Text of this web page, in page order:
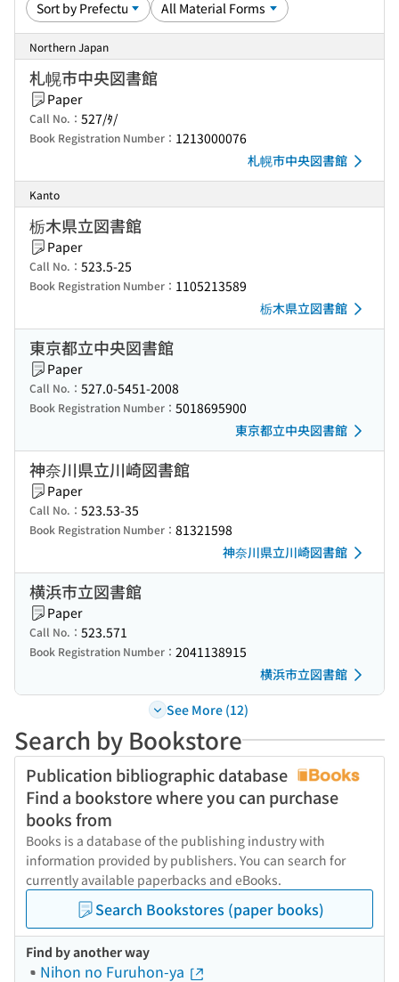
Northern Japan
札幌市中央図書館
Paper
Call No.： 527/ﾀ/
Book Registration Number： 1213000076
札幌市中央図書館
Kanto
栃木県立図書館
Paper
Call No.： 523.5-25
Book Registration Number： 1105213589
栃木県立図書館
東京都立中央図書館
Paper
Call No.： 527.0-5451-2008
Book Registration Number： 5018695900
東京都立中央図書館
神奈川県立川崎図書館
Paper
Call No.： 523.53-35
Book Registration Number： 81321598
神奈川県立川崎図書館
横浜市立図書館
Paper
Call No.： 523.571
Book Registration Number： 2041138915
横浜市立図書館
See More (12)
Search by Bookstore
Publication bibliographic database
Find a bookstore where you can purchase
books from
Books is a database of the publishing industry with
information provided by publishers. You can search for
currently available paperbacks and eBooks.
Search Bookstores (paper books)
Find by another way
Nihon no Furuhon-ya